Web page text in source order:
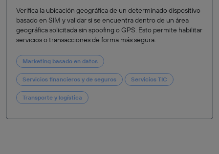
Verifica la ubicación geográfica de un determinado dispositivo
basado en SIM y validar si se encuentra dentro de un área
geográfica solicitada sin spoofing o GPS. Esto permite habilitar
servicios o transacciones de forma más segura.
Marketing basado en datos
Servicios financieros y de seguros Servicios TIC
Transporte y logística